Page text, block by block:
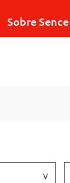
Sobre Sence